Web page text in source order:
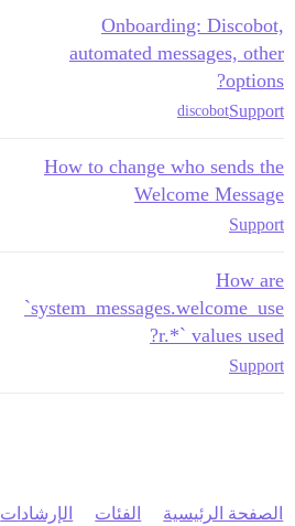
Onboarding: Discobot,
automated messages, other
options?
Support
discobot
How to change who sends the
Welcome Message
Support
How are
`system_messages.welcome_use
r.*` values used?
Support
الصفحة الرئيسية الفئات الإرشادات